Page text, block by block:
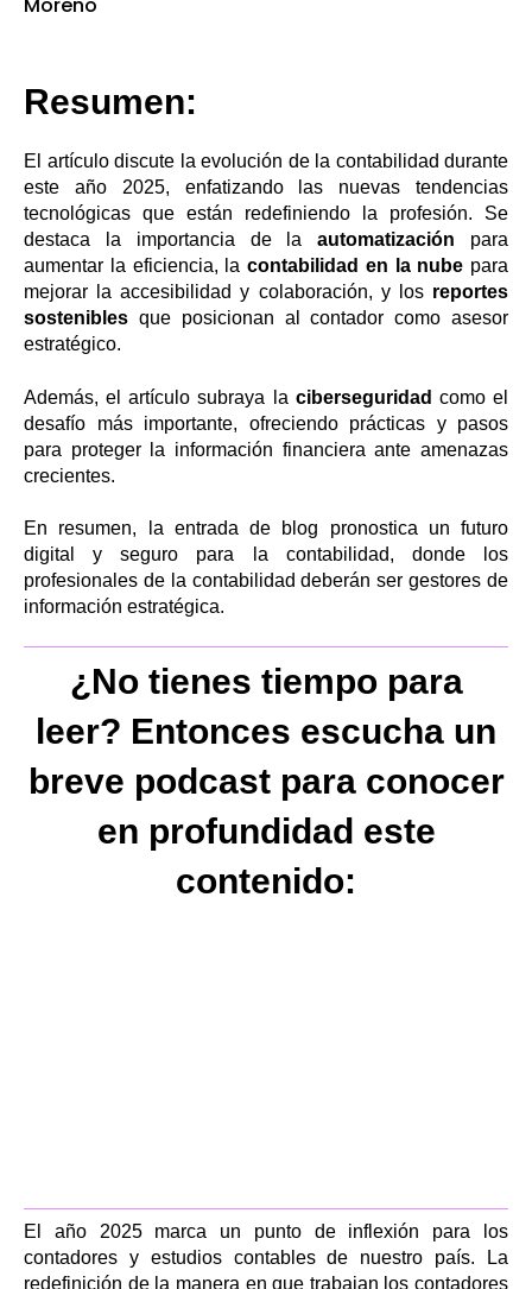
Resumen:
El artículo discute la evolución de la contabilidad durante
este año 2025, enfatizando las nuevas tendencias
tecnológicas que están redefiniendo la profesión. Se
destaca la importancia de laautomatización para
aumentar la eficiencia, la contabilidad en la nube para
mejorar la accesibilidad y colaboración, y los reportes
sostenibles que posicionan al contador como asesor
estratégico.
Además, el artículo subraya la ciberseguridad como el
desafío más importante, ofreciendo prácticas y pasos
para proteger la información financiera ante amenazas
crecientes.
En resumen, la entrada de blog pronostica un futuro
digital y seguro para la contabilidad, donde los
profesionales de la contabilidad deberán ser gestores de
información estratégica.
¿No tienes tiempo para
leer? Entonces escucha un
breve podcast para conocer
en profundidad este
contenido:
El año 2025 marca un punto de inflexión para los
contadores y estudios contables de nuestro país. La
redefinición de la manera en que trabajan los contadores